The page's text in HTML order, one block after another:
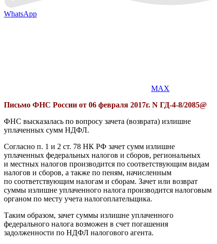
WhatsApp
MAX
Письмо ФНС России от 06 февраля 2017г. N ГД-4-8/2085@
ФНС высказалась по вопросу зачета (возврата) излишне
уплаченных сумм НДФЛ.
Согласно п. 1 и 2 ст. 78 НК РФ зачет сумм излишне
уплаченных федеральных налогов и сборов, региональных
и местных налогов производится по соответствующим видам
налогов и сборов, а также по пеням, начисленным
по соответствующим налогам и сборам. Зачет или возврат
суммы излишне уплаченного налога производится налоговым
органом по месту учета налогоплательщика.
Таким образом, зачет суммы излишне уплаченного
федерального налога возможен в счет погашения
задолженности по НДФЛ налогового агента.